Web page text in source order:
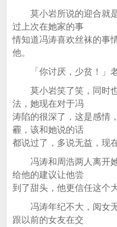
莫小岩所说的迎合就是
过上次在她家的事
情知道冯涛喜欢丝袜的事
他。
「你讨厌，少贫！」老
莫小岩笑了笑，同时也
法，她现在对于冯
涛陷的很深了，这是感情
霾，该和她说的话
都说过了，多说无益，现
冯涛和周浩两人离开她
给他的建议让他尝
到了甜头，他更信任这个
冯涛年纪不大，阅女无
跟以前的女友在交